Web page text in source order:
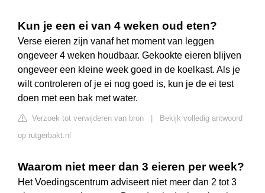
Kun je een ei van 4 weken oud eten?
Verse eieren zijn vanaf het moment van leggen
ongeveer 4 weken houdbaar. Gekookte eieren blijven
ongeveer een kleine week goed in de koelkast. Als je
wilt controleren of je ei nog goed is, kun je de ei test
doen met een bak met water.
Verzoek tot verwijderen van bron
Bekijk volledig antwoord
op rutgerbakt.nl
Waarom niet meer dan 3 eieren per week?
Het Voedingscentrum adviseert niet meer dan 2 tot 3